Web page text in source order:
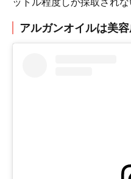
アルガンオイルは美